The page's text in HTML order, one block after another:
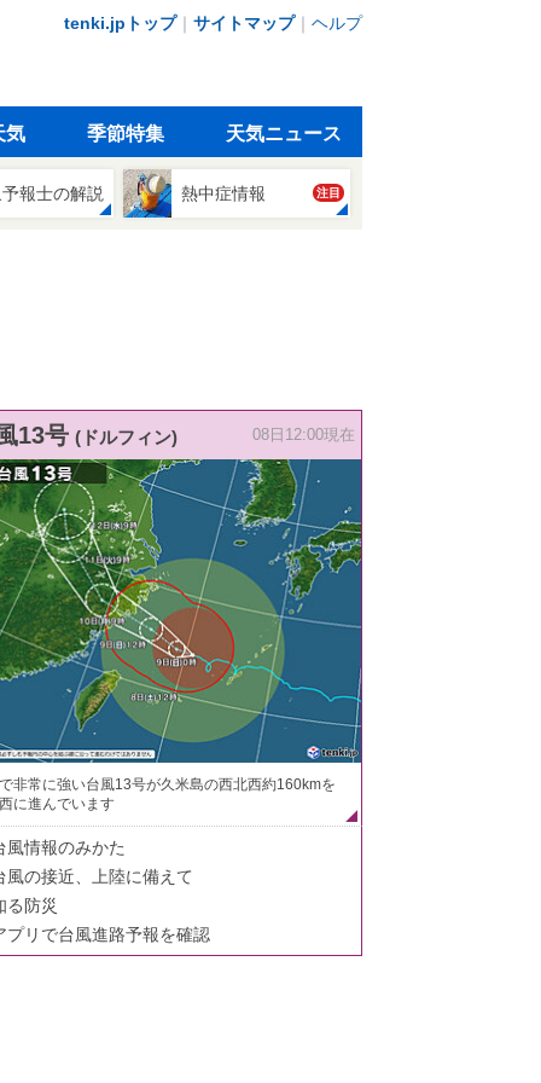
tenki.jpトップ｜ サイトマップ｜ ヘルプ
気 季節特集 天気ニュース
報士の解説 熱中症情報 注目
13号 (ドルフィン) 08日12:00現在
非常に強い台風13号が久米島の西北西約160kmを
に進んでいます
風情報のみかた
風の接近、上陸に備えて
る防災
プリで台風進路予報を確認